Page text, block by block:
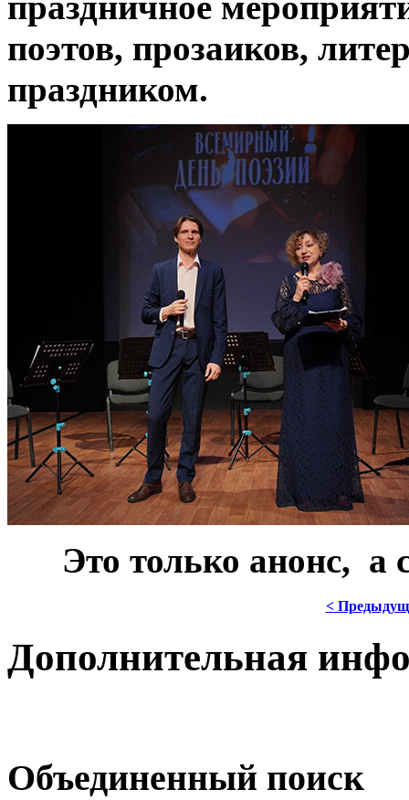
поэтов, прозаиков,
праздником.
Это только анонс, а
<
Дополнительная
Объединенный поиск